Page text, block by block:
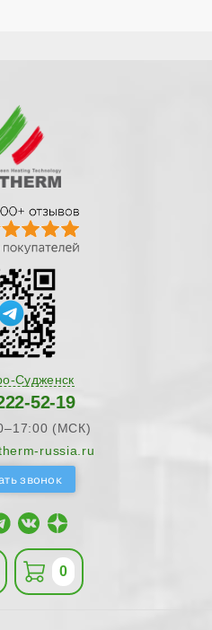
Судженск
52-19
(МСК)
russia.ru
0